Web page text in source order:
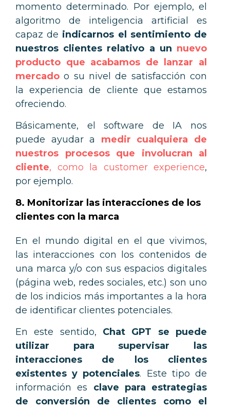
momento determinado. Por ejemplo, el
algoritmo de inteligencia artificial es
capaz de indicarnos el sentimiento de
nuestros clientes relativo a un nuevo
producto que acabamos de lanzar al
mercado o su nivel de satisfacción con
la experiencia de cliente que estamos
ofreciendo.
Básicamente, el software de IA nos
puede ayudar a medir cualquiera de
nuestros procesos que involucran al
cliente, como la customer experience,
por ejemplo.
8. Monitorizar las interacciones de los
clientes con la marca
En el mundo digital en el que vivimos,
las interacciones con los contenidos de
una marca y/o con sus espacios digitales
(página web, redes sociales, etc.) son uno
de los indicios más importantes a la hora
de identificar clientes potenciales.
En este sentido, Chat GPT se puede
utilizar para supervisar las
interacciones de los clientes
existentes y potenciales. Este tipo de
información es clave para estrategias
de conversión de clientes como el